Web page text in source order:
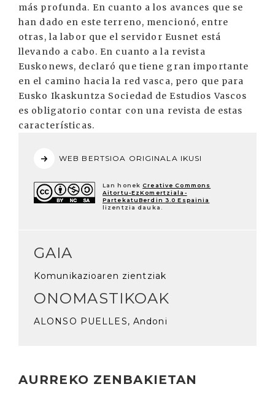
más profunda. En cuanto a los avances que se
han dado en este terreno, mencionó, entre
otras, la labor que el servidor Eusnet está
llevando a cabo. En cuanto a la revista
Euskonews, declaró que tiene gran importante
en el camino hacia la red vasca, pero que para
Eusko Ikaskuntza Sociedad de Estudios Vascos
es obligatorio contar con una revista de estas
características.
WEB BERTSIOA ORIGINALA IKUSI
Lan honek Creative Commons
Aitortu-EzKomertziala-
PartekatuBerdin 3.0 Espainia
lizentzia dauka.
GAIA
Komunikazioaren zientziak
ONOMASTIKOAK
ALONSO PUELLES, Andoni
AURREKO ZENBAKIETAN